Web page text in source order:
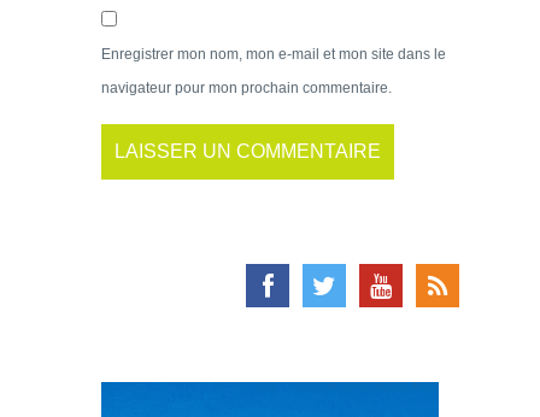
Enregistrer mon nom, mon e-mail et mon site dans le
navigateur pour mon prochain commentaire.